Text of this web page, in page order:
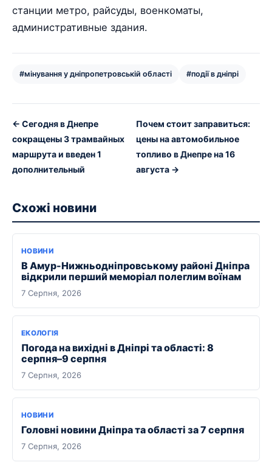
станции метро, райсуды, военкоматы,
административные здания.
#мінування у дніпропетровській області #події в дніпрі
← Сегодня в Днепре
сокращены 3 трамвайных
маршрута и введен 1
дополнительный
Почем стоит заправиться:
цены на автомобильное
топливо в Днепре на 16
августа →
Схожі новини
НОВИНИ
В Амур-Нижньодніпровському районі Дніпра
відкрили перший меморіал полеглим воїнам
7 Серпня, 2026
ЕКОЛОГІЯ
Погода на вихідні в Дніпрі та області: 8
серпня–9 серпня
7 Серпня, 2026
НОВИНИ
Головні новини Дніпра та області за 7 серпня
7 Серпня, 2026